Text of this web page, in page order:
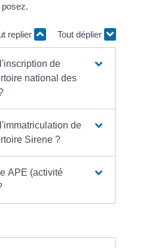
replier Tout déplier
de
national des
de
Sirene ?
APE (activité